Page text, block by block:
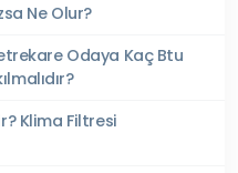
Ne Olur?
Odaya Kaç Btu
Klima Filtresi